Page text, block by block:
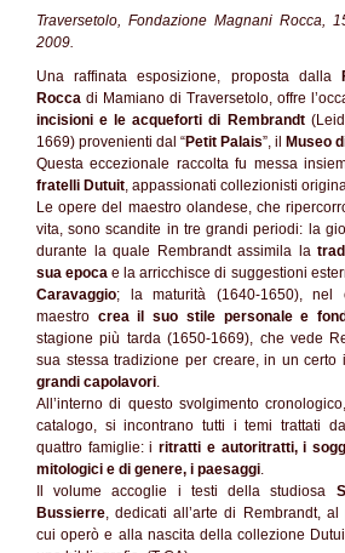
Traversetolo, Fondazione Magnani Rocca,
2009.
Una raffinata esposizione, proposta dalla
Rocca di Mamiano di Traversetolo, offre
incisioni e le acqueforti di Rembrandt
1669) provenienti dal “Petit Palais”, il Museo
Questa eccezionale raccolta fu messa
fratelli Dutuit, appassionati collezionisti
Le opere del maestro olandese, che
vita, sono scandite in tre grandi periodi: la
durante la quale Rembrandt assimila la
sua epoca e la arricchisce di suggestioni
Caravaggio; la maturità (1640-1650), nel
maestro crea il suo stile personale e
stagione più tarda (1650-1669), che vede
sua stessa tradizione per creare, in un certo
grandi capolavori.
All’interno di questo svolgimento
catalogo, si incontrano tutti i temi trattati
quattro famiglie: iritratti e autoritratti, i
mitologici e di genere, i paesaggi.
Il volume accoglie i testi della studiosa
Bussierre, dedicati all’arte di Rembrandt,
cui operò e alla nascita della collezione